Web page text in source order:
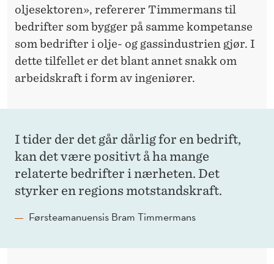
oljesektoren», refererer Timmermans til
bedrifter som bygger på samme kompetanse
som bedrifter i olje- og gassindustrien gjør. I
dette tilfellet er det blant annet snakk om
arbeidskraft i form av ingeniører.
I tider der det går dårlig for en bedrift,
kan det være positivt å ha mange
relaterte bedrifter i nærheten. Det
styrker en regions motstandskraft.
Førsteamanuensis Bram Timmermans